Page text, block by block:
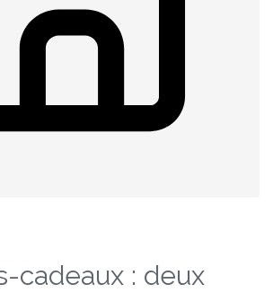
cadeaux : deux